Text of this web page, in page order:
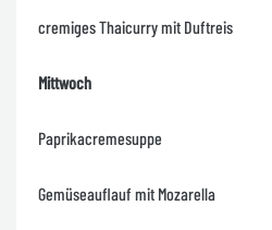
cremiges Thaicurry mit Duftreis
Mittwoch
Paprikacremesuppe
Gemüseauflauf mit Mozarella